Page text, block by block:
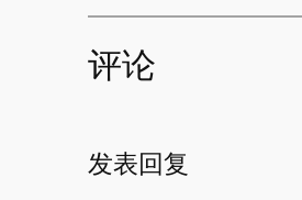
评论
发表回复